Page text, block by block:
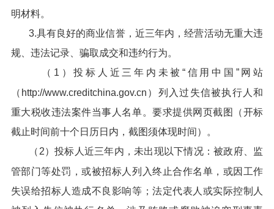
明材料。
3.具有良好的商业信誉，近三年内，经营活动无重大违
规、违法记录、骗取成交和违约行为。
（1）投标人近三年内未被“信用中国”网站
（http://www.creditchina.gov.cn）列入过失信被执行人和
重大税收违法案件当事人名单。要求提供网页截图（开标
截止时间前十个日历日内，截图须体现时间）。
（2）投标人近三年内，未出现以下情况：被政府、监
管部门等处罚，或被招标人列入终止合作名单，或因工作
失误给招标人造成不良影响等；法定代表人或实际控制人